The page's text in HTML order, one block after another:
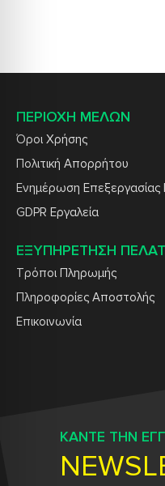
ΠΕΡΙΟΧΗ ΜΕΛΩΝ
Όροι Χρήσης
Πολιτική Απορρήτου
Ενημέρωση
GDPR Εργαλεία
ΕΞΥΠΗΡΕΤΗΣΗ
Τρόποι Πληρωμής
Πληροφορίες Αποστολής
Επικοινωνία
ΚΑΝΤΕ ΤΗΝ